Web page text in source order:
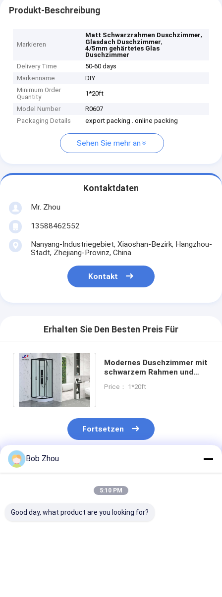
Produkt-Beschreibung
Markieren
Matt Schwarzrahmen Duschzimmer,
Glasdach Duschzimmer,
4/5mm gehärtetes Glas
Duschzimmer
Delivery Time
50-60 days
Markenname
DIY
Minimum Order
Quantity
1*20ft
Model Number
R0607
Packaging Details
export packing . online packing
Sehen Sie mehr an
Kontaktdaten
Mr. Zhou
13588462552
Nanyang-Industriegebiet, Xiaoshan-Bezirk, Hangzhou-
Stadt, Zhejiang-Provinz, China
Kontakt
Erhalten Sie Den Besten Preis Für
Modernes Duschzimmer mit
schwarzem Rahmen und
Glasdach
Price： 1*20ft
Fortsetzen
Empfohlene Produkte
Bob Zhou
5:10 PM
Good day, what product are you looking for?